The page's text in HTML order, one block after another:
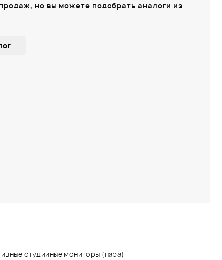
студийные мониторы (пара)
но вы можете подобрать аналоги из